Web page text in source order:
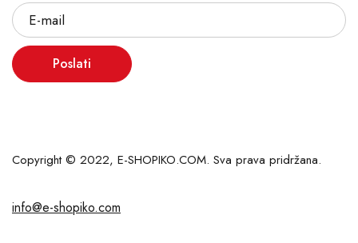
Poslati
Copyright © 2022, E-SHOPIKO.COM. Sva prava pridržana.
info@e-shopiko.com